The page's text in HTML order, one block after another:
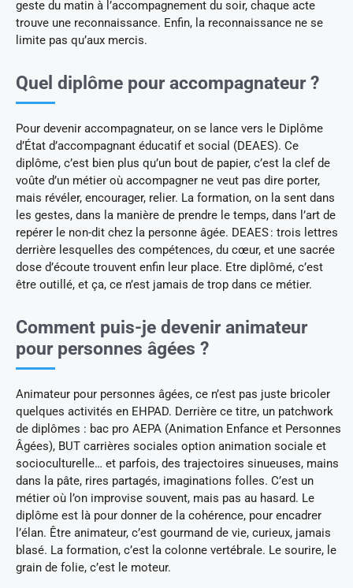
geste du matin à l’accompagnement du soir, chaque acte
trouve une reconnaissance. Enfin, la reconnaissance ne se
limite pas qu’aux mercis.
Quel diplôme pour accompagnateur ?
Pour devenir accompagnateur, on se lance vers le Diplôme
d’État d’accompagnant éducatif et social (DEAES). Ce
diplôme, c’est bien plus qu’un bout de papier, c’est la clef de
voûte d’un métier où accompagner ne veut pas dire porter,
mais révéler, encourager, relier. La formation, on la sent dans
les gestes, dans la manière de prendre le temps, dans l’art de
repérer le non-dit chez la personne âgée. DEAES : trois lettres
derrière lesquelles des compétences, du cœur, et une sacrée
dose d’écoute trouvent enfin leur place. Etre diplômé, c’est
être outillé, et ça, ce n’est jamais de trop dans ce métier.
Comment puis-je devenir animateur
pour personnes âgées ?
Animateur pour personnes âgées, ce n’est pas juste bricoler
quelques activités en EHPAD. Derrière ce titre, un patchwork
de diplômes : bac pro AEPA (Animation Enfance et Personnes
Âgées), BUT carrières sociales option animation sociale et
socioculturelle… et parfois, des trajectoires sinueuses, mains
dans la pâte, rires partagés, imaginations folles. C’est un
métier où l’on improvise souvent, mais pas au hasard. Le
diplôme est là pour donner de la cohérence, pour encadrer
l’élan. Être animateur, c’est gourmand de vie, curieux, jamais
blasé. La formation, c’est la colonne vertébrale. Le sourire, le
grain de folie, c’est le moteur.